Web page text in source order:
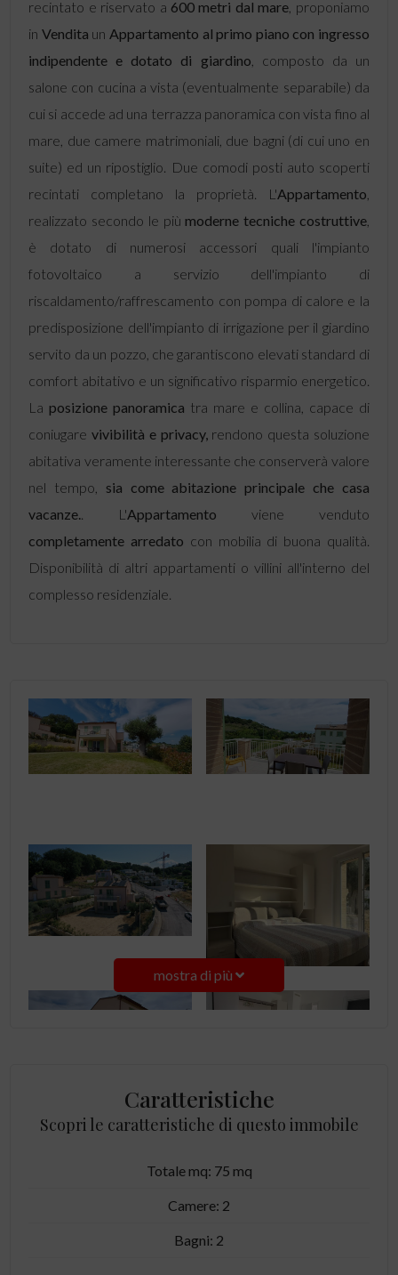
recintato e riservato a 600 metri dal mare , proponiamo
in Vendita un Appartamento al primo piano con ingresso
indipendente e dotato di giardino , composto da un
salone con cucina a vista (eventualmente separabile) da
cui si accede ad una terrazza panoramica con vista fino al
mare, due camere matrimoniali, due bagni (di cui uno en
suite) ed un ripostiglio. Due comodi posti auto scoperti
recintati completano la proprietà. L'Appartamento
realizzato secondo le più moderne tecniche costruttive,
è dotato di numerosi accessori quali l'impianto
fotovoltaico a servizio dell'impianto di
riscaldamento/raffrescamento con pompa di calore e la
predisposizione dell'impianto di irrigazione per il giardino
servito da un pozzo, che garantiscono elevati standard di
comfort abitativo e un significativo risparmio energetico.
La posizione panoramica tra mare e collina, capace di
coniugare vivibilità e privacy, rendono questa soluzione
abitativa veramente interessante che conserverà valore
nel tempo,
sia come abitazione principale che casa
vacanze.. L'Appartamento viene venduto
completamente arredato con mobilia di buona qualità.
Disponibilità di altri appartamenti o villini all'interno del
complesso residenziale.
mostra di più
Caratteristiche
Scopri le caratteristiche di questo immobile
Totale mq: 75 mq
Camere: 2
Bagni: 2